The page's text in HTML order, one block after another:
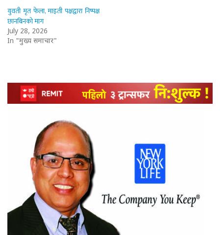
युवती मृत फेला, माइती पक्षद्वारा निष्पक्ष
छानबिनको माग
July 28, 2026
In "मुख्य समाचार"